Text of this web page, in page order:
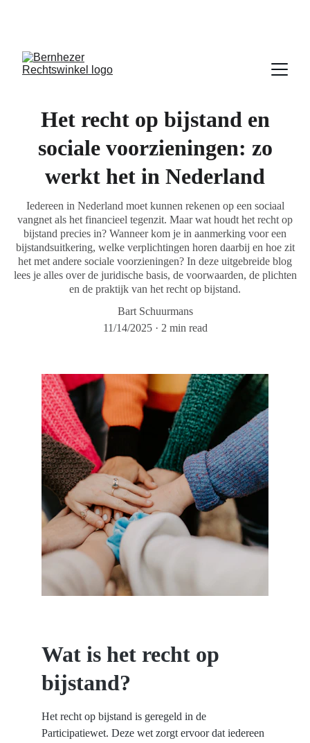
Het recht op bijstand en
sociale voorzieningen: zo
werkt het in Nederland
Iedereen in Nederland moet kunnen rekenen op een sociaal
vangnet als het financieel tegenzit. Maar wat houdt het recht op
bijstand precies in? Wanneer kom je in aanmerking voor een
bijstandsuitkering, welke verplichtingen horen daarbij en hoe zit
het met andere sociale voorzieningen? In deze uitgebreide blog
lees je alles over de juridische basis, de voorwaarden, de plichten
en de praktijk van het recht op bijstand.
Bart Schuurmans
11/14/2025
2 min read
Wat is het recht op
bijstand?
Het recht op bijstand is geregeld in de
Participatiewet. Deze wet zorgt ervoor dat iedereen